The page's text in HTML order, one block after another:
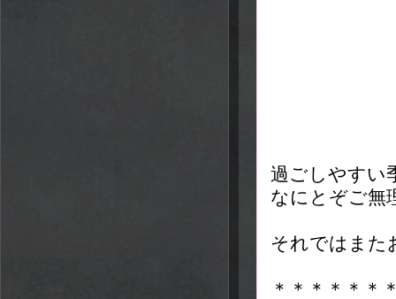
過ごしやすい
なにとぞご無
それではまた
＊＊＊＊＊＊